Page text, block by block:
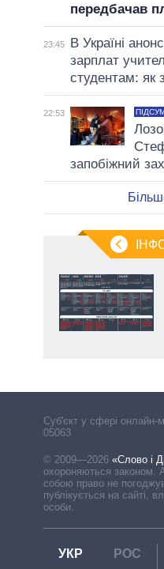
передбачав
23:45
В Україні
зарплат
студентам: як
22:53
запобіжний
Cуб'єкт у сфері онлайн-
05063
© 2009—2026 «Слово і
охороняються законом.
собою право не
публікується на сайті,
особи.
УКР РОС